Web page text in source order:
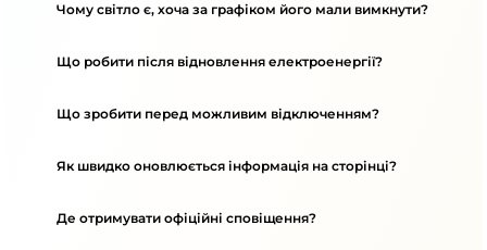
Чому світло є, хоча за графіком його мали вимкнути?
Що робити після відновлення електроенергії?
Що зробити перед можливим відключенням?
Як швидко оновлюється інформація на сторінці?
Де отримувати офіційні сповіщення?